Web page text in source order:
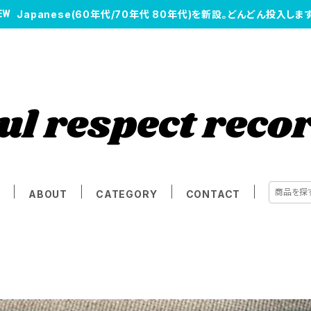
Japanese(60年代/70年代 80年代)を新設。どんどん投入します
ABOUT CATEGORY CONTACT